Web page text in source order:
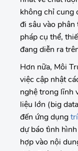
không chỉ cung
đi sâu vào
pháp cụ thể,
đang diễn ra
Hơn nữa, Môi
việc cập nhật
nghệ trong lĩnh
liệu lớn (big
đến ứng dụng
dự báo tình
hợp vào nội